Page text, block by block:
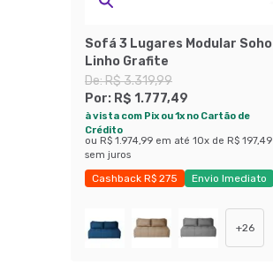
Sofá 3 Lugares Modular Soho
Linho Grafite
De:R$ 3.319,99
Por: R$ 1.777,49
à vista com Pix ou 1x no Cartão de
Crédito
ou R$ 1.974,99 em até 10x de R$ 197,49
sem juros
Cashback R$ 275
Envio Imediato
+26